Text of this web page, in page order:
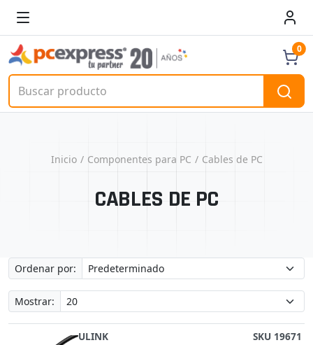
0
Inicio Componentes para PC Cables de PC
CABLES DE PC
Ordenar por:
Mostrar:
ULINK SKU 19671